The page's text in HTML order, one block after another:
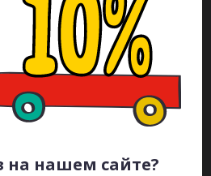
на нашем сайте?
Раскраски
в курсе!